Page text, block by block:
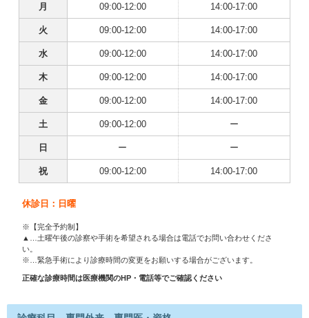
月 09:00-12:00 14:00-17:00
火 09:00-12:00 14:00-17:00
水 09:00-12:00 14:00-17:00
木 09:00-12:00 14:00-17:00
金 09:00-12:00 14:00-17:00
土 09:00-12:00 ー
日 ー ー
祝 09:00-12:00 14:00-17:00
休診日：日曜
※【完全予約制】
▲…土曜午後の診察や手術を希望される場合は電話でお問い合わせくださ
い。
※…緊急手術により診療時間の変更をお願いする場合がございます。
正確な診療時間は医療機関のHP・電話等でご確認ください